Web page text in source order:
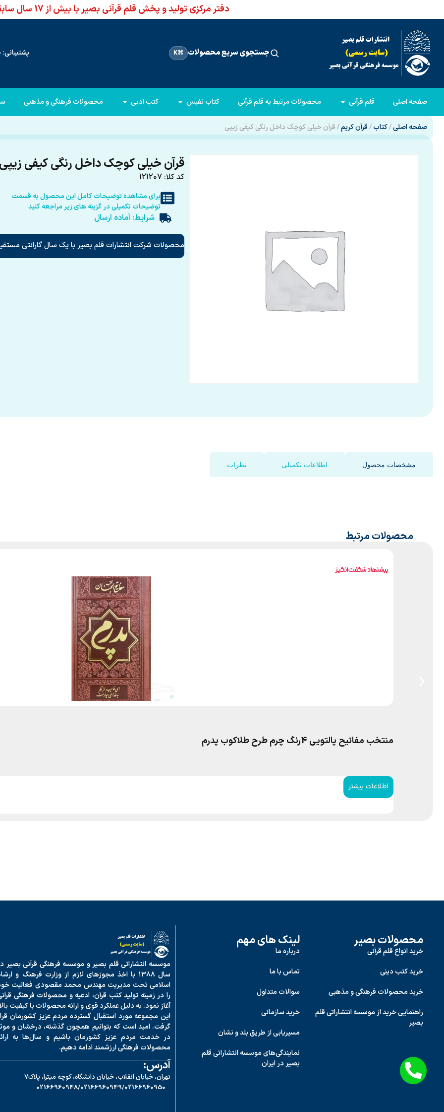
دفتر مرکزی تولید و پخش قلم قرآنی بصیر با بیش از 17 سال سابقه
جستجوی سریع محصولات ⌘K پشتیبانی: 66960950-021
صفحه اصلی قلم قرآنی محصولات مرتبط به قلم قرآنی کتاب نفیس کتب ادبی محصولات فرهنگی و مذهبی
صفحه اصلی/کتاب/قرآن کریم/ قرآن خیلی کوچک داخل رنگی کیفی زیپی
قرآن خیلی کوچک داخل رنگی کیفی زیپی
کد کلا: 121207
برای مشاهده توضیحات کامل این محصول به قسمت
توضیحات تکمیلی در گزینه های زیر مراجعه کنید
شرایط: آماده ارسال
محصولات شرکت انتشارات قلم بصیر با یک سال گارانتی
مشخصات محصول اطلاعات تکمیلی نظرات
محصولات مرتبط
منتخب مفاتیح پالتویی 4رنگ چرم طرح طلاکوب پدرم
اطلاعات بیشتر
محصولات بصیر
خرید انواع قلم قرآنی
خرید کتب دینی
خرید محصولات فرهنگی و مذهبی
راهنمایی خرید از موسسه انتشاراتی قلم
بصیر
لینک های مهم
درباره ما
تماس با ما
سوالات متداول
خرید سازمانی
مسیریابی از طریق بلد و نشان
نمایندگی‌های موسسه انتشاراتی قلم
بصیر در ایران
موسسه انتشاراتی قلم بصیر و موسسه فرهنگی قرآنی بصیر
سال ۱۳۸۸ با اخذ مجوزهای لازم از وزارت فرهنگ و
اسلامی تحت مدیریت مهندس محمد مقصودی فعالیت
را در زمینه تولید کتب قرآن، ادعیه و محصولات فرهنگی
آغاز نمود. به دلیل عملکرد قوی و ارائه محصولات با کیفیت
این مجموعه مورد استقبال گسترده مردم عزیز کشورمان
گرفت. امید است که بتوانیم همچون گذشته، درخشان و
در خدمت مردم عزیز کشورمان باشیم و سال‌ها به
محصولات فرهنگی ارزشمند ادامه دهیم.
آدرس:
تهران، خیابان انقلاب، خیابان دانشگاه، کوچه میترا، پلاک7
02166960950/
02166960949/
02166960948